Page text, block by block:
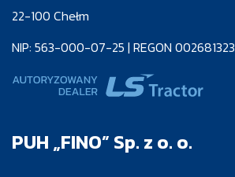
22-100 Chełm
NIP: 563-000-07-25 | REGON 002681323
PUH „FINO” Sp. z o. o.